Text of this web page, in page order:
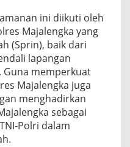
ini diikuti oleh
Majalengka yang
(Sprin), baik dari
lapangan
Guna memperkuat
Majalengka juga
menghadirkan
sebagai
Polri dalam